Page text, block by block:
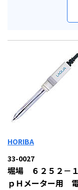
HORIBA
33-0027
堀場 ６２５２－
ｐＨメーター用